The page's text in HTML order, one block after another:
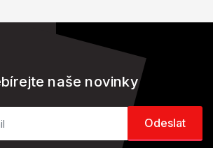
naše novinky